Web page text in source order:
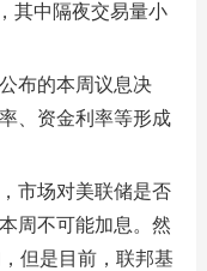
其中隔夜交易量小
布的本周议息决
、资金利率等形成
市场对美联储是否
周不可能加息。然
但是目前，联邦基